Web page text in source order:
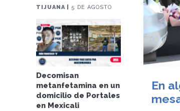
TIJUANA | 5 DE AGOSTO
Decomisan
metanfetamina en un
domicilio de Portales
en Mexicali
En